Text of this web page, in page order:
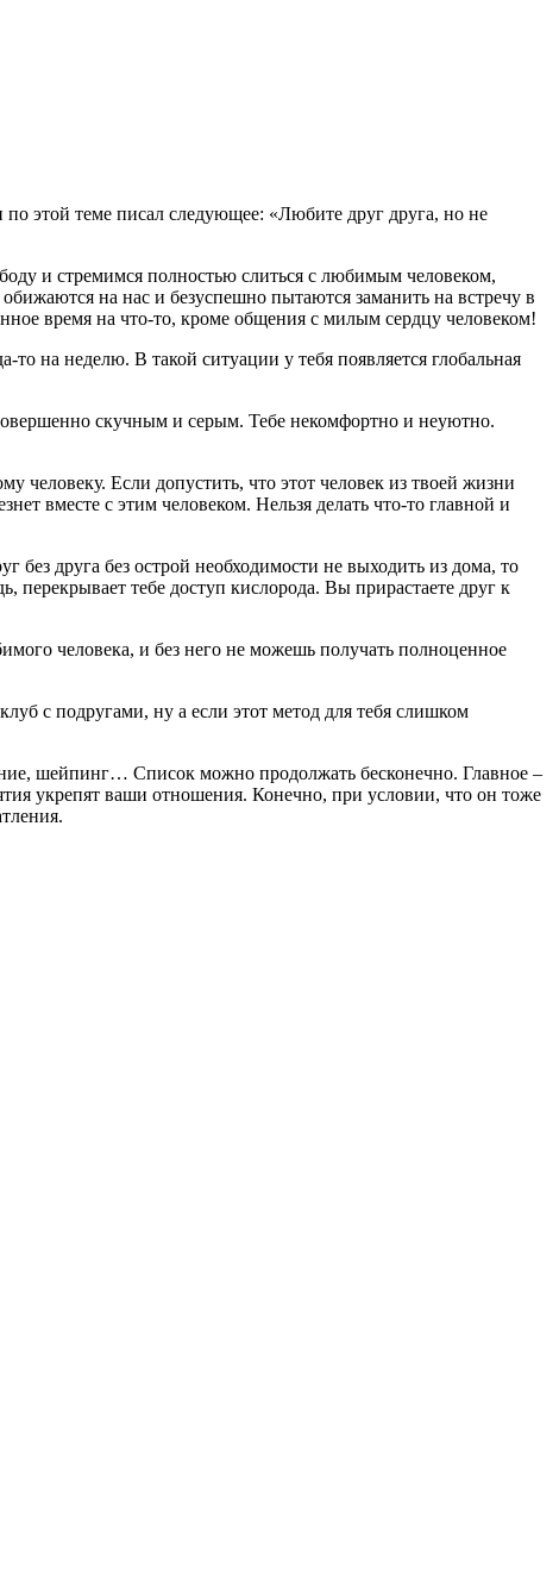
этой теме писал следующее: «Любите друг друга, но не
и стремимся полностью слиться с любимым человеком,
на нас и безуспешно пытаются заманить на встречу в
время на что-то, кроме общения с милым сердцу человеком!
то на неделю. В такой ситуации у тебя появляется глобальная
скучным и серым. Тебе некомфортно и неуютно.
человеку. Если допустить, что этот человек из твоей жизни
вместе с этим человеком. Нельзя делать что-то главной и
без друга без острой необходимости не выходить из дома, то
тебе доступ кислорода. Вы прирастаете друг к
человека, и без него не можешь получать полноценное
с подругами, ну а если этот метод для тебя слишком
шейпинг… Список можно продолжать бесконечно. Главное –
укрепят ваши отношения. Конечно, при условии, что он тоже